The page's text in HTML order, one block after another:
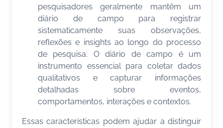
pesquisadores geralmente mantêm um
diário de campo para registrar
sistematicamente suas observações,
reflexões e insights ao longo do processo
de pesquisa. O diário de campo é um
instrumento essencial para coletar dados
qualitativos e capturar informações
detalhadas sobre eventos,
comportamentos, interações e contextos.
Essas características podem ajudar a distinguir